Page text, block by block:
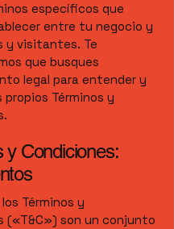
específicos que
entre tu negocio y
y visitantes. Te
que busques
legal para entender y
Términos y
y Condiciones:
Términos y
(«T&C») son un conjunto